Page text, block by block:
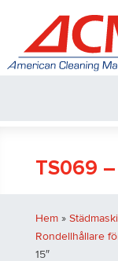
TS069
Hem»
Rondellhållare
15″